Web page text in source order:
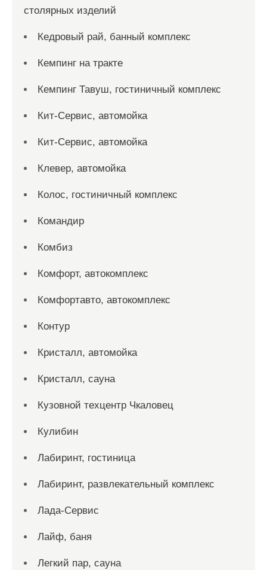
столярных изделий
Кедровый рай, банный комплекс
Кемпинг на тракте
Кемпинг Тавуш, гостиничный комплекс
Кит-Сервис, автомойка
Кит-Сервис, автомойка
Клевер, автомойка
Колос, гостиничный комплекс
Командир
Комбиз
Комфорт, автокомплекс
Комфортавто, автокомплекс
Контур
Кристалл, автомойка
Кристалл, сауна
Кузовной техцентр Чкаловец
Кулибин
Лабиринт, гостиница
Лабиринт, развлекательный комплекс
Лада-Сервис
Лайф, баня
Легкий пар, сауна